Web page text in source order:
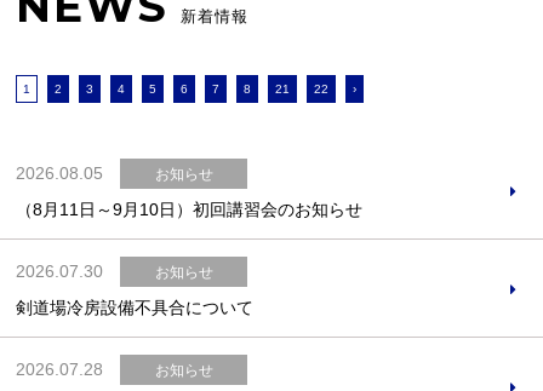
お問合せフォーム
新着情報
1 2 3 4 5 6 7 8 21 22 ›
2026.08.05 お知らせ
（8月11日～9月10日）初回講習会のお知らせ
2026.07.30 お知らせ
剣道場冷房設備不具合について
2026.07.28 お知らせ